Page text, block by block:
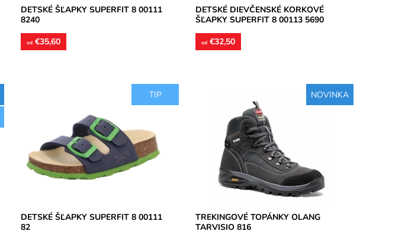
DETSKÉ ŠĽAPKY SUPERFIT 8 00111
8240
od €35,60
DETSKÉ DIEVČENSKÉ KORKOVÉ
ŠĽAPKY SUPERFIT 8 00113 5690
od €32,50
TIP
Detské šľapky vyrobené z pružného
korku. Stielky sú kožené s vytvarovanou
pozdĺžnou a priečnou klembou. Pracky
sú z...
Dostupnosť:
Skladom
Značka:
Superfit
Záruka:
2 roky
DETSKÉ ŠĽAPKY SUPERFIT 8 00111
82
NOVINKA
Treková pevná obuv vysoká členková,
zvršok je vyhotovený z brúsenej kože,
podšívky textilné, stielky tvarované...
Dostupnosť:
Skladom
Značka:
Olang
Záruka:
2 roky
TREKINGOVÉ TOPÁNKY OLANG
TARVISIO 816